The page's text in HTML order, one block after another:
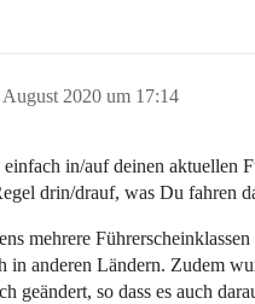
August 2020 um 17:14
einfach in/auf deinen aktuellen
drin/drauf, was Du fahren
mehrere
in anderen Ländern. Zudem
geändert, so dass es auch